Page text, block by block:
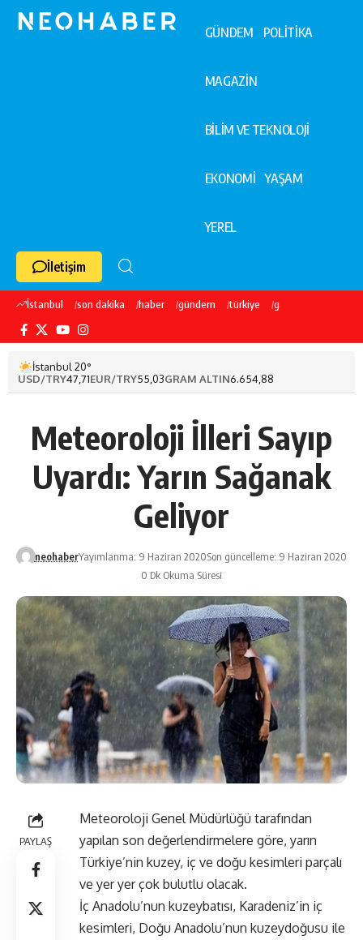
GÜNDEM POLİTİKA
MAGAZİN
BİLİM VE TEKNOLOJİ
EKONOMİ YAŞAM
YEREL
İletişim
İstanbul son dakika haber gündem türkiye galatasaray
İstanbul 20°
USD/TRY47,71EUR/TRY55,03GRAM ALTIN6.654,88
Meteoroloji İlleri Sayıp
Uyardı: Yarın Sağanak
Geliyor
neohaberYayımlanma: 9 Haziran 2020Son güncelleme: 9 Haziran 2020
0 Dk Okuma Süresi
PAYLAŞ
Meteoroloji Genel Müdürlüğü tarafından
yapılan son değerlendirmelere göre, yarın
Türkiye’nin kuzey, iç ve doğu kesimleri parçalı
ve yer yer çok bulutlu olacak.
İç Anadolu’nun kuzeybatısı, Karadeniz’in iç
kesimleri, Doğu Anadolu’nun kuzeydoğusu ile